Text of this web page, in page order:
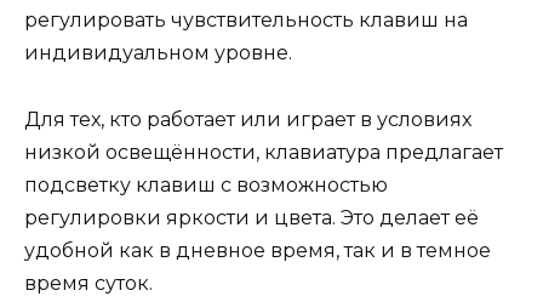
регулировать чувствительность клавиш на
индивидуальном уровне.
Для тех, кто работает или играет в условиях
низкой освещённости, клавиатура предлагает
подсветку клавиш с возможностью
регулировки яркости и цвета. Это делает её
удобной как в дневное время, так и в темное
время суток.